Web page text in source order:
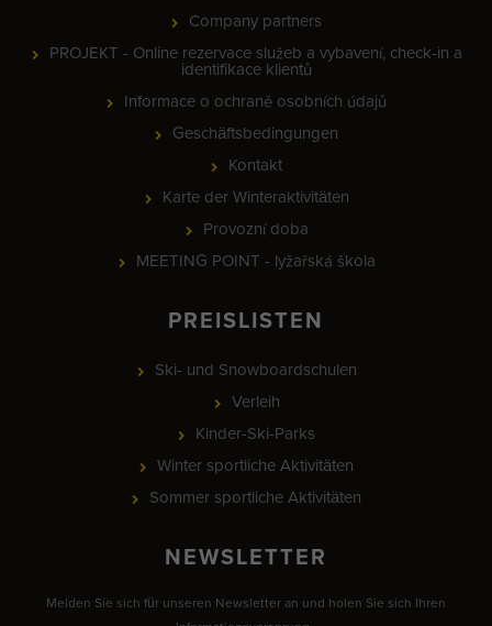
Company partners
PROJEKT - Online rezervace služeb a vybavení, check-in a
identifikace klientů
Informace o ochraně osobních údajů
Geschäftsbedingungen
Kontakt
Karte der Winteraktivitäten
Provozní doba
MEETING POINT - lyžařská škola
PREISLISTEN
Ski- und Snowboardschulen
Verleih
Kinder-Ski-Parks
Winter sportliche Aktivitäten
Sommer sportliche Aktivitäten
NEWSLETTER
Melden Sie sich für unseren Newsletter an und holen Sie sich Ihren